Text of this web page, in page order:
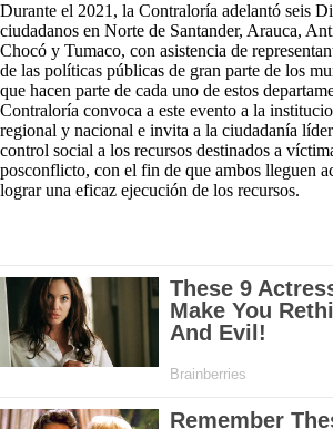
Durante el 2021, la Contraloría adelantó seis
ciudadanos en Norte de Santander, Arauca,
Chocó y Tumaco, con asistencia de
de las políticas públicas de gran parte de los
que hacen parte de cada uno de estos
Contraloría convoca a este evento a la
regional y nacional e invita a la ciudadanía
control social a los recursos destinados a
posconflicto, con el fin de que ambos lleguen
lograr una eficaz ejecución de los recursos.